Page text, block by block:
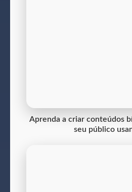
Aprenda a criar conteúdos
seu público